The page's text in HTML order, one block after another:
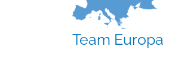
Team Europa